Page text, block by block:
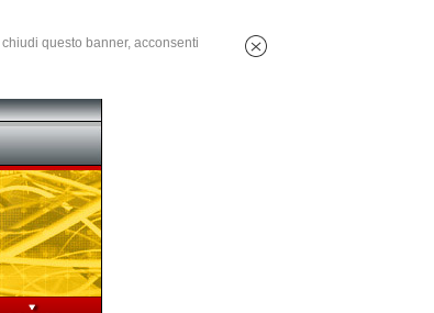
questo banner, acconsenti